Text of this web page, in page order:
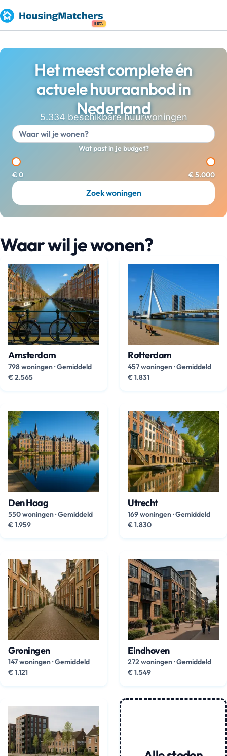
BETA
Het meest complete én
actuele huuraanbod in
Nederland
5.334 beschikbare huurwoningen
Wat past in je budget?
€ 0 € 5.000
Zoek woningen
Waar wil je wonen?
Amsterdam
798 woningen·Gemiddeld
€ 2.565
Rotterdam
457 woningen·Gemiddeld
€ 1.831
Den Haag
550 woningen·Gemiddeld
€ 1.959
Utrecht
169 woningen·Gemiddeld
€ 1.830
Groningen
147 woningen·Gemiddeld
€ 1.121
Eindhoven
272 woningen·Gemiddeld
€ 1.549